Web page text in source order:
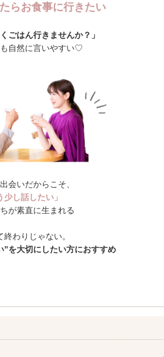
らお食事に行きたい
ごはん行きませんか？」
自然に言いやすい♡
会いだからこそ、
少し話したい」
が素直に生まれる
終わりじゃない。
”を大切にしたい方におすすめ